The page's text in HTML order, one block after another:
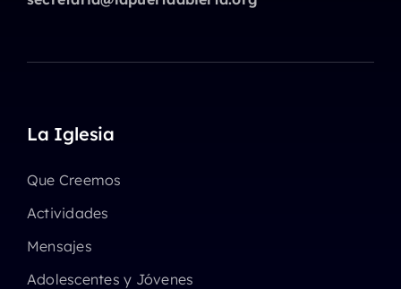
La Iglesia
Que Creemos
Actividades
Mensajes
Adolescentes y Jóvenes